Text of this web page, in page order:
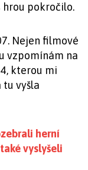
hrou pokročilo.
Nejen filmové
vzpomínám na
kterou mi
tu vyšla
herní
vyslyšeli